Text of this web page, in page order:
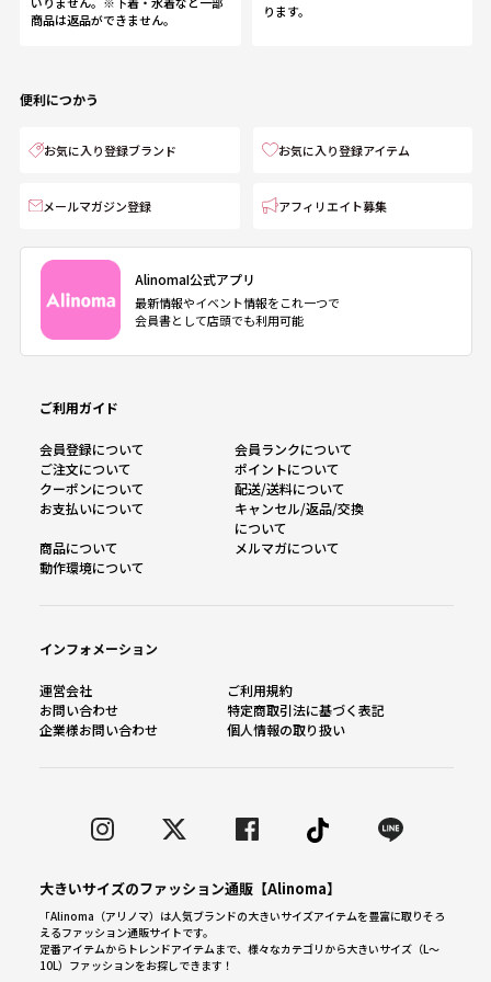
商品は返品ができません。
ります。
便利につかう
お気に入り登録ブランド お気に入り登録アイテム
メールマガジン登録 アフィリエイト募集
AlinomaI公式アプリ
最新情報やイベント情報をこれ一つで
会員書として店頭でも利用可能
ご利用ガイド
会員登録について
会員ランクについて
ご注文について
ポイントについて
クーポンについて
配送/送料について
お支払いについて
キャンセル/返品/交換
について
商品について
メルマガについて
動作環境について
インフォメーション
運営会社
ご利用規約
お問い合わせ
特定商取引法に基づく表記
企業様お問い合わせ
個人情報の取り扱い
大きいサイズのファッション通販【Alinoma】
「Alinoma（アリノマ）は人気ブランドの大きいサイズアイテムを豊富に取りそろ
えるファッション通販サイトです。
定番アイテムからトレンドアイテムまで、様々なカテゴリから大きいサイズ（L～
10L）ファッションをお探しできます！